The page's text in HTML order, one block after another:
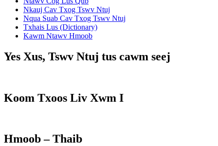
Nkauj Cav Txog Tswv Ntuj
Nqua Suab Cav Txog Tswv Ntuj
Txhais Lus (Dictionary)
Kawm Ntawv Hmoob
Yes Xus, Tswv Ntuj tus cawm seej
Koom Txoos Liv Xwm I
Hmoob – Thaib